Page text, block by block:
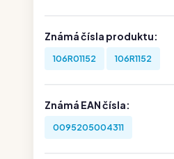
Známá čísla produktu:
106R01152 106R1152
Známá EAN čísla:
0095205004311